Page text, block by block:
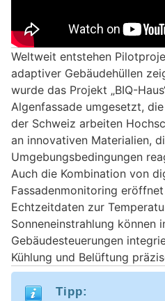
Weltweit entstehen
adaptiver Gebäudehüllen
wurde das Projekt „BIQ-
Algenfassade umgesetzt,
der Schweiz arbeiten
an innovativen Materialien,
Umgebungsbedingungen
Auch die Kombination von
Fassadenmonitoring
Echtzeitdaten zur
Sonneneinstrahlung können
Gebäudesteuerungen
Kühlung und Belüftung
Tipp: